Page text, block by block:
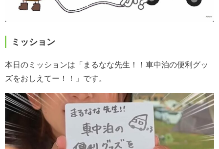
ミッション
本日のミッションは「まるなな先生！！車中泊の便利グッ
ズをおしえてー！！」です。